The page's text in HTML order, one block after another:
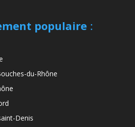
populaire:
du-Rhône
Denis